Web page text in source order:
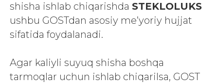
shisha ishlab chiqarishda STEKLOLUKS
ushbu GOSTdan asosiy me’yoriy hujjat
sifatida foydalanadi.
Agar kaliyli suyuq shisha boshqa
tarmoqlar uchun ishlab chiqarilsa, GOST